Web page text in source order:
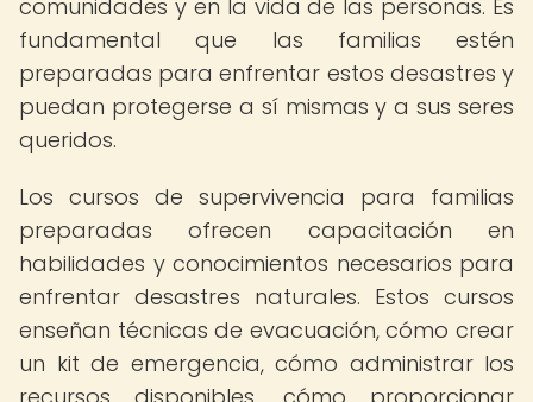
comunidades y en la vida de las personas. Es
fundamental que las familias estén
preparadas para enfrentar estos desastres y
puedan protegerse a sí mismas y a sus seres
queridos.
Los cursos de supervivencia para familias
preparadas ofrecen capacitación en
habilidades y conocimientos necesarios para
enfrentar desastres naturales. Estos cursos
enseñan técnicas de evacuación, cómo crear
un kit de emergencia, cómo administrar los